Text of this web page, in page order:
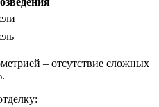
– отсутствие сложных